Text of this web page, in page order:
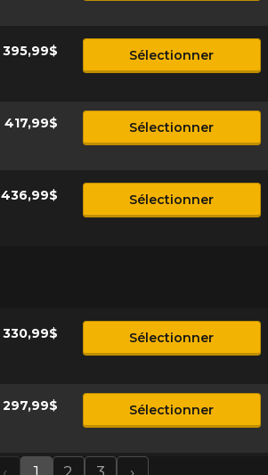
395,99$ Sélectionner
417,99$ Sélectionner
436,99$ Sélectionner
330,99$ Sélectionner
297,99$ Sélectionner